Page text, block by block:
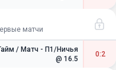
матчи
/ Матч - П1/Ничья
@ 16.5
0:2